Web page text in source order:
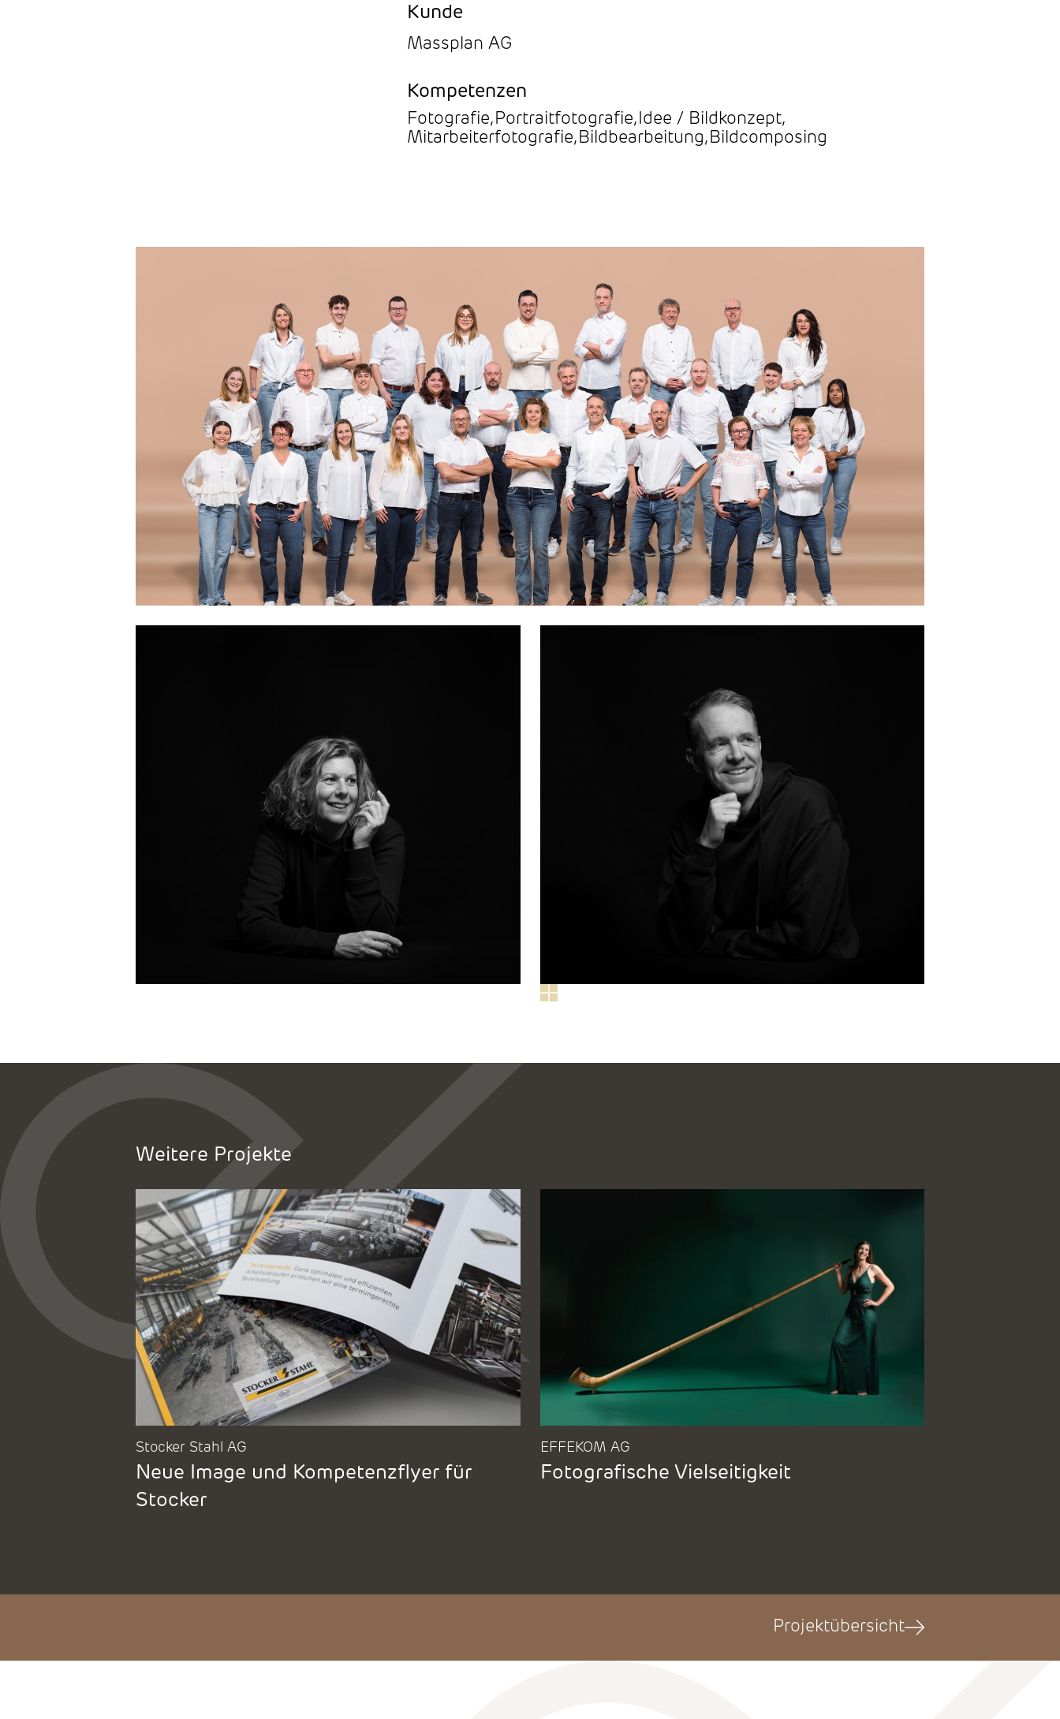
Kunde
Massplan AG
Kompetenzen
Fotografie,Portraitfotografie,Idee / Bildkonzept,
Mitarbeiterfotografie,Bildbearbeitung,Bildcomposing
Weitere Projekte
Stocker Stahl AG
Neue Image und Kompetenzflyer für
Stocker
EFFEKOM AG
Fotografische Vielseitigkeit
Projektübersicht